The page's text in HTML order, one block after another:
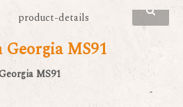
MS91
MS91